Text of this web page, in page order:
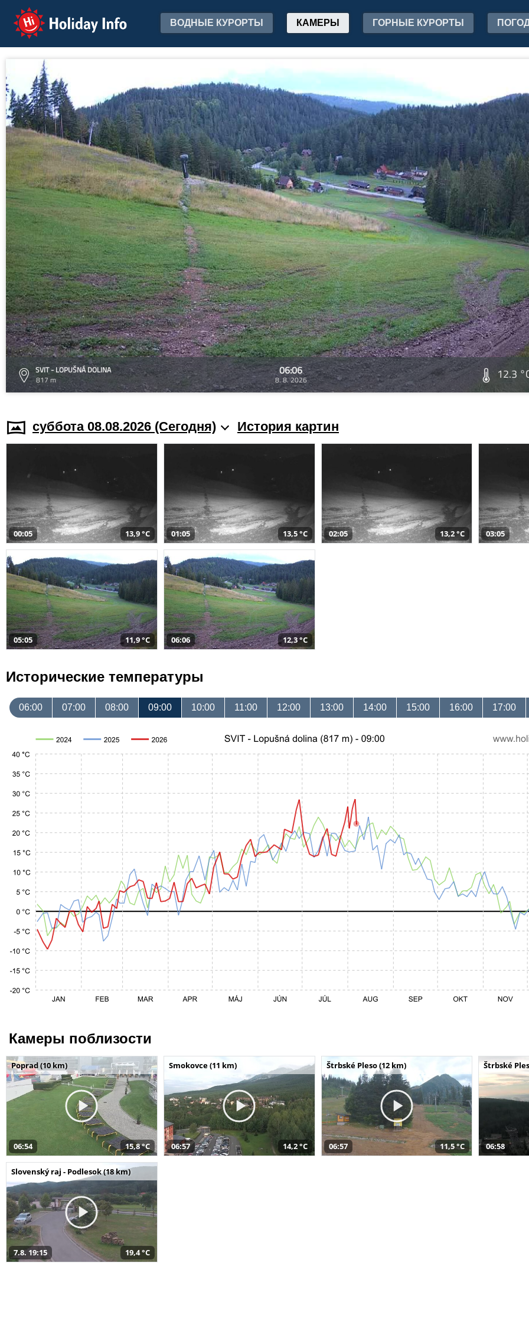
Holiday Info ВОДНЫЕ КУРОРТЫ КАМЕРЫ ГОРНЫЕ КУРОРТЫ
SVIT - LOPUŠNÁ DOLINA
817 m
06:06
8. 8. 2026 12.3
суббота 08.08.2026 (Cегодня) История картин
00:05 13,9 °C 01:05 13,5 °C 02:05 13,2 °C 03:05
05:05 11,9 °C 06:06 12,3 °C
Исторические температуры
06:00 07:00 08:00 09:00 10:00 11:00 12:00 13:00 14:00 15:00 16:00 17:00
Камеры поблизости
Poprad (10 km)
06:54 15,8 °C
Smokovce (11 km)
06:57 14,2 °C
Štrbské Pleso (12 km)
06:57 11,5 °C
Štrbské
06:58
Slovenský raj - Podlesok (18 km)
7.8. 19:15 19,4 °C